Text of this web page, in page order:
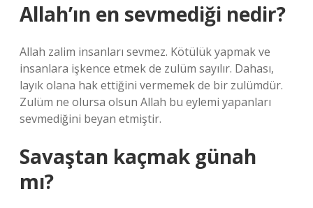
Allah’ın en sevmediği nedir?
Allah zalim insanları sevmez. Kötülük yapmak ve
insanlara işkence etmek de zulüm sayılır. Dahası,
layık olana hak ettiğini vermemek de bir zulümdür.
Zulüm ne olursa olsun Allah bu eylemi yapanları
sevmediğini beyan etmiştir.
Savaştan kaçmak günah
mı?